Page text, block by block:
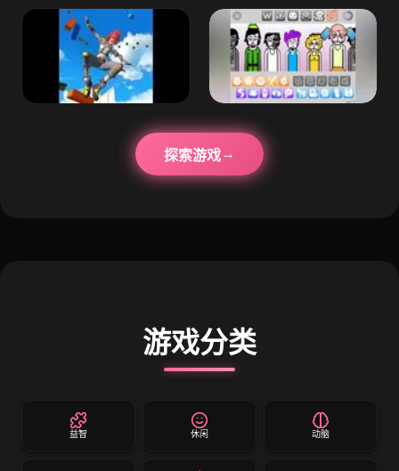
探索游戏
游戏分类
益智 休闲 动脑